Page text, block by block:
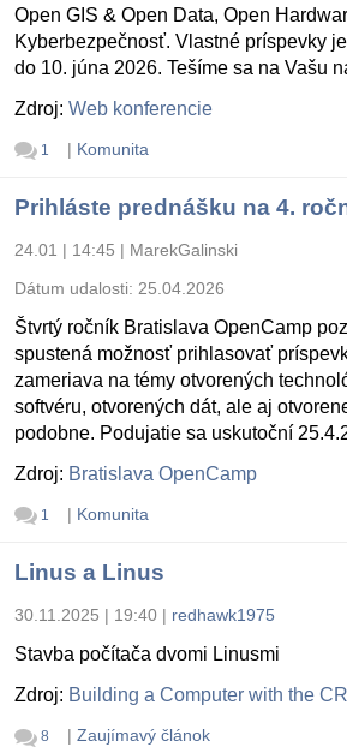
Open GIS & Open Data, Open
Kyberbezpečnosť. Vlastné príspevky
do 10. júna 2026. Tešíme sa na Vašu
Zdroj: Web konferencie
1 | Komunita
Prihláste prednášku na 4.
24.01 | 14:45 | MarekGalinski
Dátum udalosti: 25.04.2026
Štvrtý ročník Bratislava OpenCamp
spustená možnosť prihlasovať
zameriava na témy otvorených
softvéru, otvorených dát, ale aj
podobne. Podujatie sa uskutoční
Zdroj: Bratislava OpenCamp
1 | Komunita
Linus a Linus
30.11.2025 | 19:40 | redhawk1975
Stavba počítača dvomi Linusmi
Zdroj: Building a Computer with the
8 | Zaujímavý článok